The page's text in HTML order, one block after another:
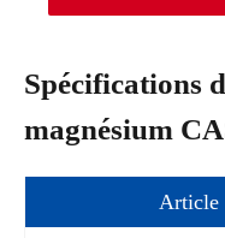
Spécifications
magnésium
Article